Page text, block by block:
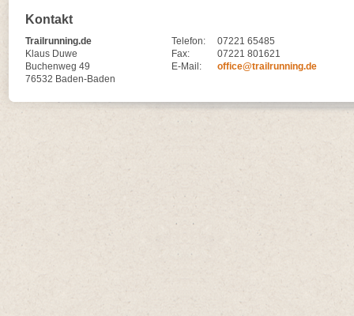
Kontakt
Trailrunning.de
Klaus Duwe
Buchenweg 49
76532 Baden-Baden
Telefon:
07221 65485
Fax:
07221 801621
E-Mail:
office@trailrunning.de